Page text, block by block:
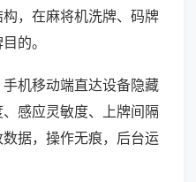
，在麻将机洗牌、码牌
的。
机移动端直达设备隐藏
感应灵敏度、上牌间隔
据，操作无痕，后台运